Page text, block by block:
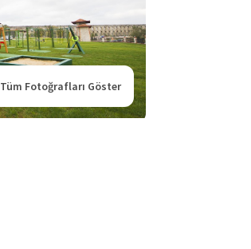
Tüm Fotoğrafları Göster